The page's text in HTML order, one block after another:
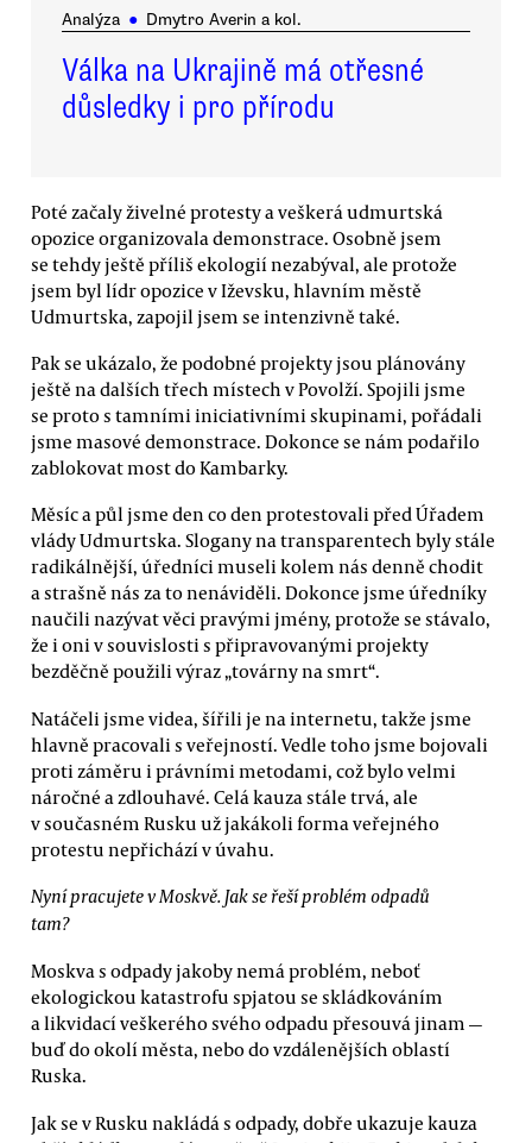
Analýza ● Dmytro Averin a kol.
Válka na Ukrajině má otřesné
důsledky i pro přírodu
Poté začaly živelné protesty a veškerá udmurtská
opozice organizovala demonstrace. Osobně jsem
se tehdy ještě příliš ekologií nezabýval, ale protože
jsem byl lídr opozice v Iževsku, hlavním městě
Udmurtska, zapojil jsem se intenzivně také.
Pak se ukázalo, že podobné projekty jsou plánovány
ještě na dalších třech místech v Povolží. Spojili jsme
se proto s tamními iniciativními skupinami, pořádali
jsme masové demonstrace. Dokonce se nám podařilo
zablokovat most do Kambarky.
Měsíc a půl jsme den co den protestovali před Úřadem
vlády Udmurtska. Slogany na transparentech byly stále
radikálnější, úředníci museli kolem nás denně chodit
a strašně nás za to nenáviděli. Dokonce jsme úředníky
naučili nazývat věci pravými jmény, protože se stávalo,
že i oni v souvislosti s připravovanými projekty
bezděčně použili výraz „továrny na smrt“.
Natáčeli jsme videa, šířili je na internetu, takže jsme
hlavně pracovali s veřejností. Vedle toho jsme bojovali
proti záměru i právními metodami, což bylo velmi
náročné a zdlouhavé. Celá kauza stále trvá, ale
v současném Rusku už jakákoli forma veřejného
protestu nepřichází v úvahu.
Nyní pracujete v Moskvě. Jak se řeší problém odpadů
tam?
Moskva s odpady jakoby nemá problém, neboť
ekologickou katastrofu spjatou se skládkováním
a likvidací veškerého svého odpadu přesouvá jinam —
buď do okolí města, nebo do vzdálenějších oblastí
Ruska.
Jak se v Rusku nakládá s odpady, dobře ukazuje kauza